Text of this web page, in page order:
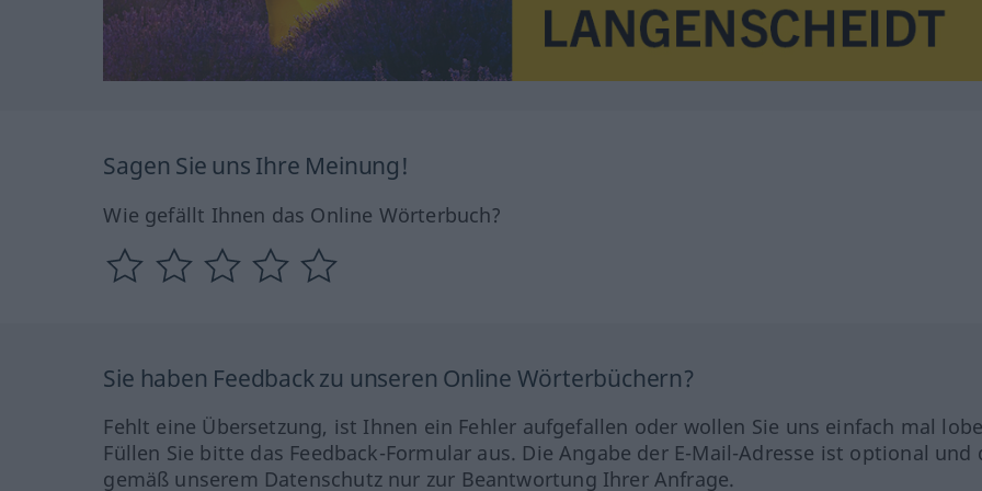
Sagen Sie uns Ihre Meinung!
Wie gefällt Ihnen das Online Wörterbuch?
Sie haben Feedback zu unseren Online Wörterbüchern?
Fehlt eine Übersetzung, ist Ihnen ein Fehler aufgefallen oder wollen Sie uns einfach mal
Füllen Sie bitte das Feedback-Formular aus. Die Angabe der E-Mail-Adresse ist optional und
gemäß unserem Datenschutz nur zur Beantwortung Ihrer Anfrage.